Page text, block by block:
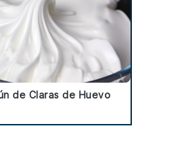
de Claras de Huevo